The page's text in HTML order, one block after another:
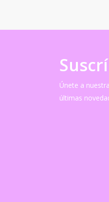
Únete a
últimas